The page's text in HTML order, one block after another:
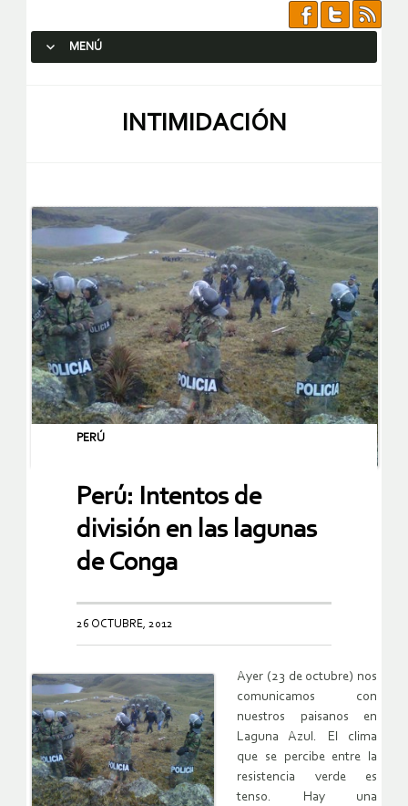
MENÚ
INTIMIDACIÓN
PERÚ
Perú: Intentos de
división en las lagunas
de Conga
26 OCTUBRE, 2012
Ayer (23 de octubre) nos
comunicamos con
nuestros paisanos en
Laguna Azul. El clima
que se percibe entre la
resistencia verde es
tenso. Hay una